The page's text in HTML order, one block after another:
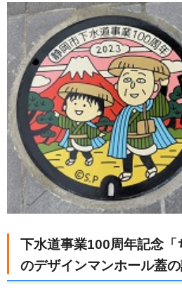
下水道事業100周年記念「
のデザインマンホール蓋の